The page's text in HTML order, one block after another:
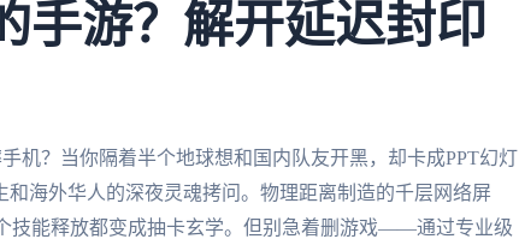
手游？解开延迟封印
机？当你隔着半个地球想和国内队友开黑，却卡成PPT幻灯
海外华人的深夜灵魂拷问。物理距离制造的千层网络屏
技能释放都变成抽卡玄学。但别急着删游戏——通过专业级